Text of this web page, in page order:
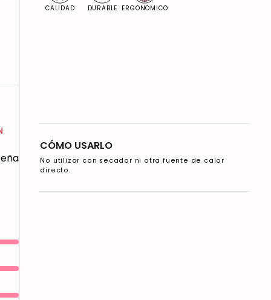
CALIDAD DURABLE ERGONOMICO
CÓMO USARLO
No utilizar con secador ni otra fuente de calor
directo.